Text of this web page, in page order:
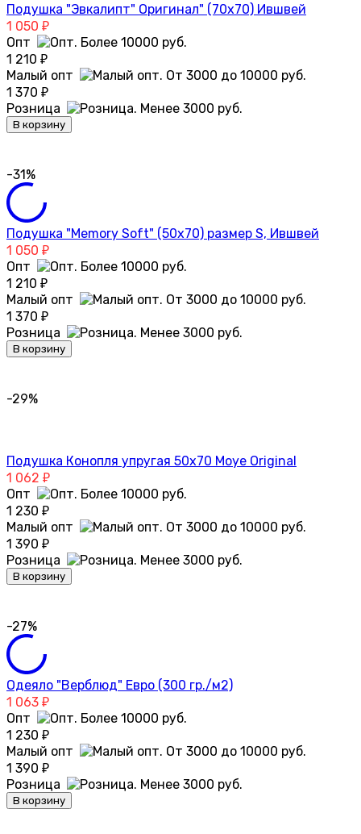
Подушка "Эвкалипт" Оригинал" (70х70) Ившвей
1 050 ₽
Опт
1 210 ₽
Малый опт
1 370 ₽
Розница
В корзину
-31%
Подушка "Memory Soft" (50х70) размер S, Ившвей
1 050 ₽
Опт
1 210 ₽
Малый опт
1 370 ₽
Розница
В корзину
-29%
Подушка Конопля упругая 50х70 Moye Original
1 062 ₽
Опт
1 230 ₽
Малый опт
1 390 ₽
Розница
В корзину
-27%
Одеяло "Верблюд" Евро (300 гр./м2)
1 063 ₽
Опт
1 230 ₽
Малый опт
1 390 ₽
Розница
В корзину